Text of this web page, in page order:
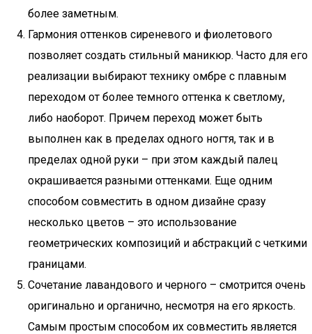
более заметным.
Гармония оттенков сиреневого и фиолетового
позволяет создать стильный маникюр. Часто для его
реализации выбирают технику омбре с плавным
переходом от более темного оттенка к светлому,
либо наоборот. Причем переход может быть
выполнен как в пределах одного ногтя, так и в
пределах одной руки – при этом каждый палец
окрашивается разными оттенками. Еще одним
способом совместить в одном дизайне сразу
несколько цветов – это использование
геометрических композиций и абстракций с четкими
границами.
Сочетание лавандового и черного – смотрится очень
оригинально и органично, несмотря на его яркость.
Самым простым способом их совместить является